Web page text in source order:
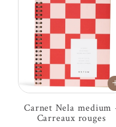
Carnet Nela medium
Carreaux rouges